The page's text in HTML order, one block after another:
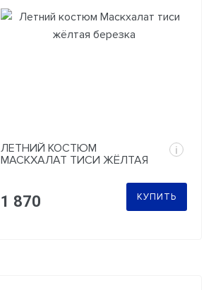
ЛЕТНИЙ КОСТЮМ
МАСКХАЛАТ ТИСИ ЖЁЛТАЯ
i
1 870 КУПИТЬ